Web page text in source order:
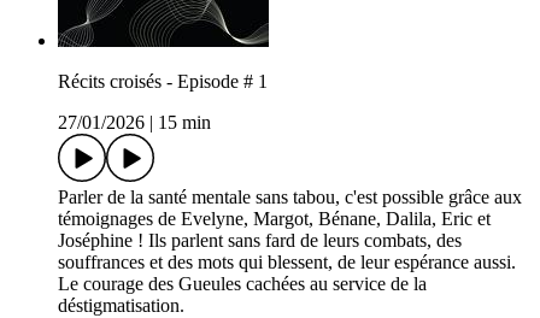
Récits croisés - Episode # 1
27/01/2026
15 min
Parler de la santé mentale sans tabou, c'est possible grâce aux
témoignages de Evelyne, Margot, Bénane, Dalila, Eric et
Joséphine ! Ils parlent sans fard de leurs combats, des
souffrances et des mots qui blessent, de leur espérance aussi.
Le courage des Gueules cachées au service de la
déstigmatisation.